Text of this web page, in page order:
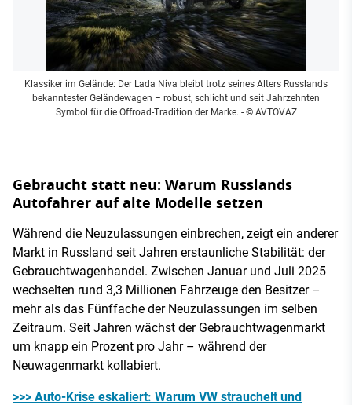
Klassiker im Gelände: Der Lada Niva bleibt trotz seines Alters Russlands
bekanntester Geländewagen – robust, schlicht und seit Jahrzehnten
Symbol für die Offroad-Tradition der Marke. - © AVTOVAZ
Gebraucht statt neu: Warum Russlands
Autofahrer auf alte Modelle setzen
Während die Neuzulassungen einbrechen, zeigt ein anderer
Markt in Russland seit Jahren erstaunliche Stabilität: der
Gebrauchtwagenhandel. Zwischen Januar und Juli 2025
wechselten rund 3,3 Millionen Fahrzeuge den Besitzer –
mehr als das Fünffache der Neuzulassungen im selben
Zeitraum. Seit Jahren wächst der Gebrauchtwagenmarkt
um knapp ein Prozent pro Jahr – während der
Neuwagenmarkt kollabiert.
>>> Auto-Krise eskaliert: Warum VW strauchelt und